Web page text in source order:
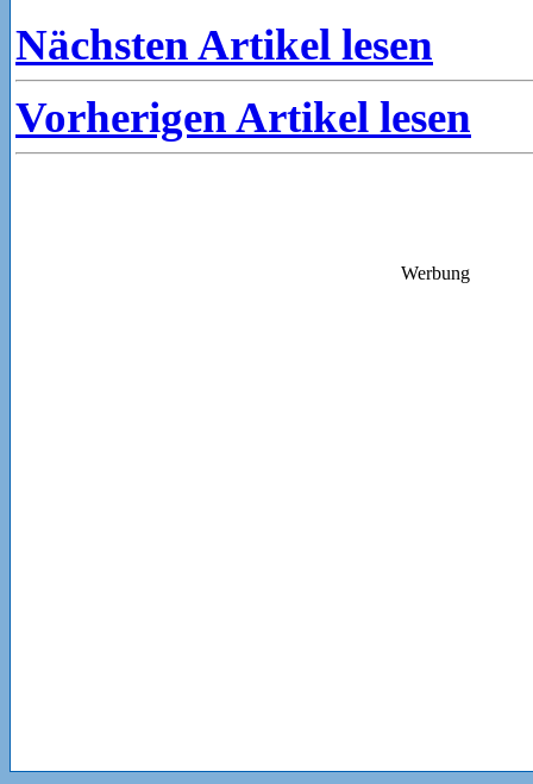
Nächsten Artikel lesen
Vorherigen Artikel lesen
Werbung